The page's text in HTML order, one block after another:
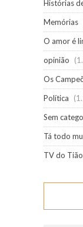
Histórias
Memórias
O amor é
opinião
Os
Política
Sem
Tá todo
TV do Tião